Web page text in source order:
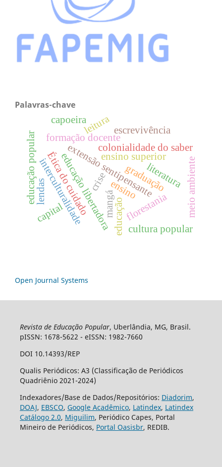
Palavras-chave
extensão sentipensante
colonialidade do saber
educação libertadora florestania
Ética do cuidado
interculturalidade
formação docente
ensino superior
educação popular crise
capital meio ambiente
ensinograduação
escrevivência
literatura
educação
mangá
leitura
capoeira
cultura popular
lendas
Open Journal Systems
Revista de Educação Popular, Uberlândia, MG, Brasil.
pISSN: 1678-5622 - eISSN: 1982-7660
DOI 10.14393/REP
Qualis Periódicos: A3 (Classificação de Periódicos
Quadriênio 2021-2024)
Indexadores/Base de Dados/Repositórios: Diadorim,
DOAJ, EBSCO, Google Acadêmico, Latindex, Latindex
Catálogo 2.0, Miguilim, Periódico Capes, Portal
Mineiro de Periódicos, Portal Oasisbr, REDIB.